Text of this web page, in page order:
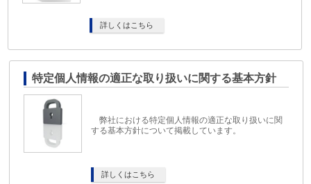
詳しくはこちら
特定個人情報の適正な取り扱いに関する基本方針
弊社における特定個人情報の適正な取り扱いに関
する基本方針について掲載しています。
詳しくはこちら